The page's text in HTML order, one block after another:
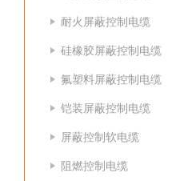
耐火屏蔽控制电缆
硅橡胶屏蔽控制电缆
氟塑料屏蔽控制电缆
铠装屏蔽控制电缆
屏蔽控制软电缆
阻燃控制电缆